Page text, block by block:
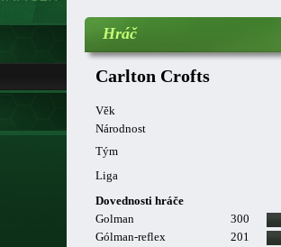
Hráč
Carlton Crofts
Věk
Národnost
Tým
Liga
Dovednosti hráče
Golman
300
Gólman-reflex
201